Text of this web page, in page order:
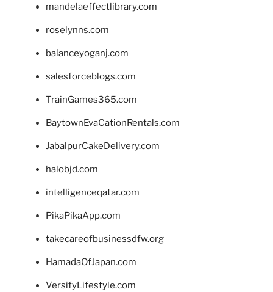
mandelaeffectlibrary.com
roselynns.com
balanceyoganj.com
salesforceblogs.com
TrainGames365.com
BaytownEvaCationRentals.com
JabalpurCakeDelivery.com
halobjd.com
intelligenceqatar.com
PikaPikaApp.com
takecareofbusinessdfw.org
HamadaOfJapan.com
VersifyLifestyle.com